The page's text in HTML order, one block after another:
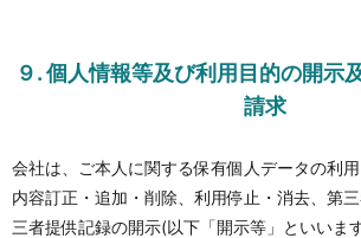
９. 個人情報等及び利用目的の開示
請求
会社は、ご本人に関する保有個人データの利用
内容訂正・追加・削除、利用停止・消去、第
三者提供記録の開示(以下「開示等」といいま